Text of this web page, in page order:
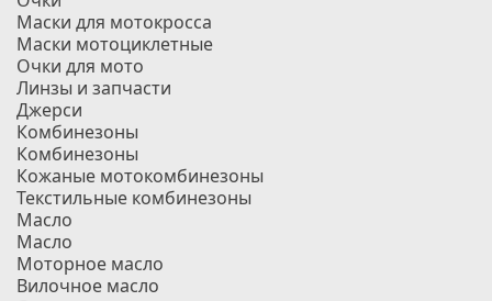
Маски для мотокросса
Маски мотоциклетные
Очки для мото
Линзы и запчасти
Джерси
Комбинезоны
Комбинезоны
Кожаные мотокомбинезоны
Текстильные комбинезоны
Масло
Масло
Моторное масло
Вилочное масло